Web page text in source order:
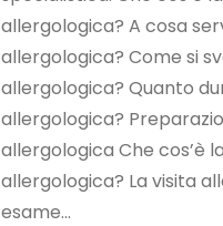
allergologica? A cosa
allergologica? Come si
allergologica? Quanto
allergologica?
allergologica Che cos’è
allergologica? La visita
esame…